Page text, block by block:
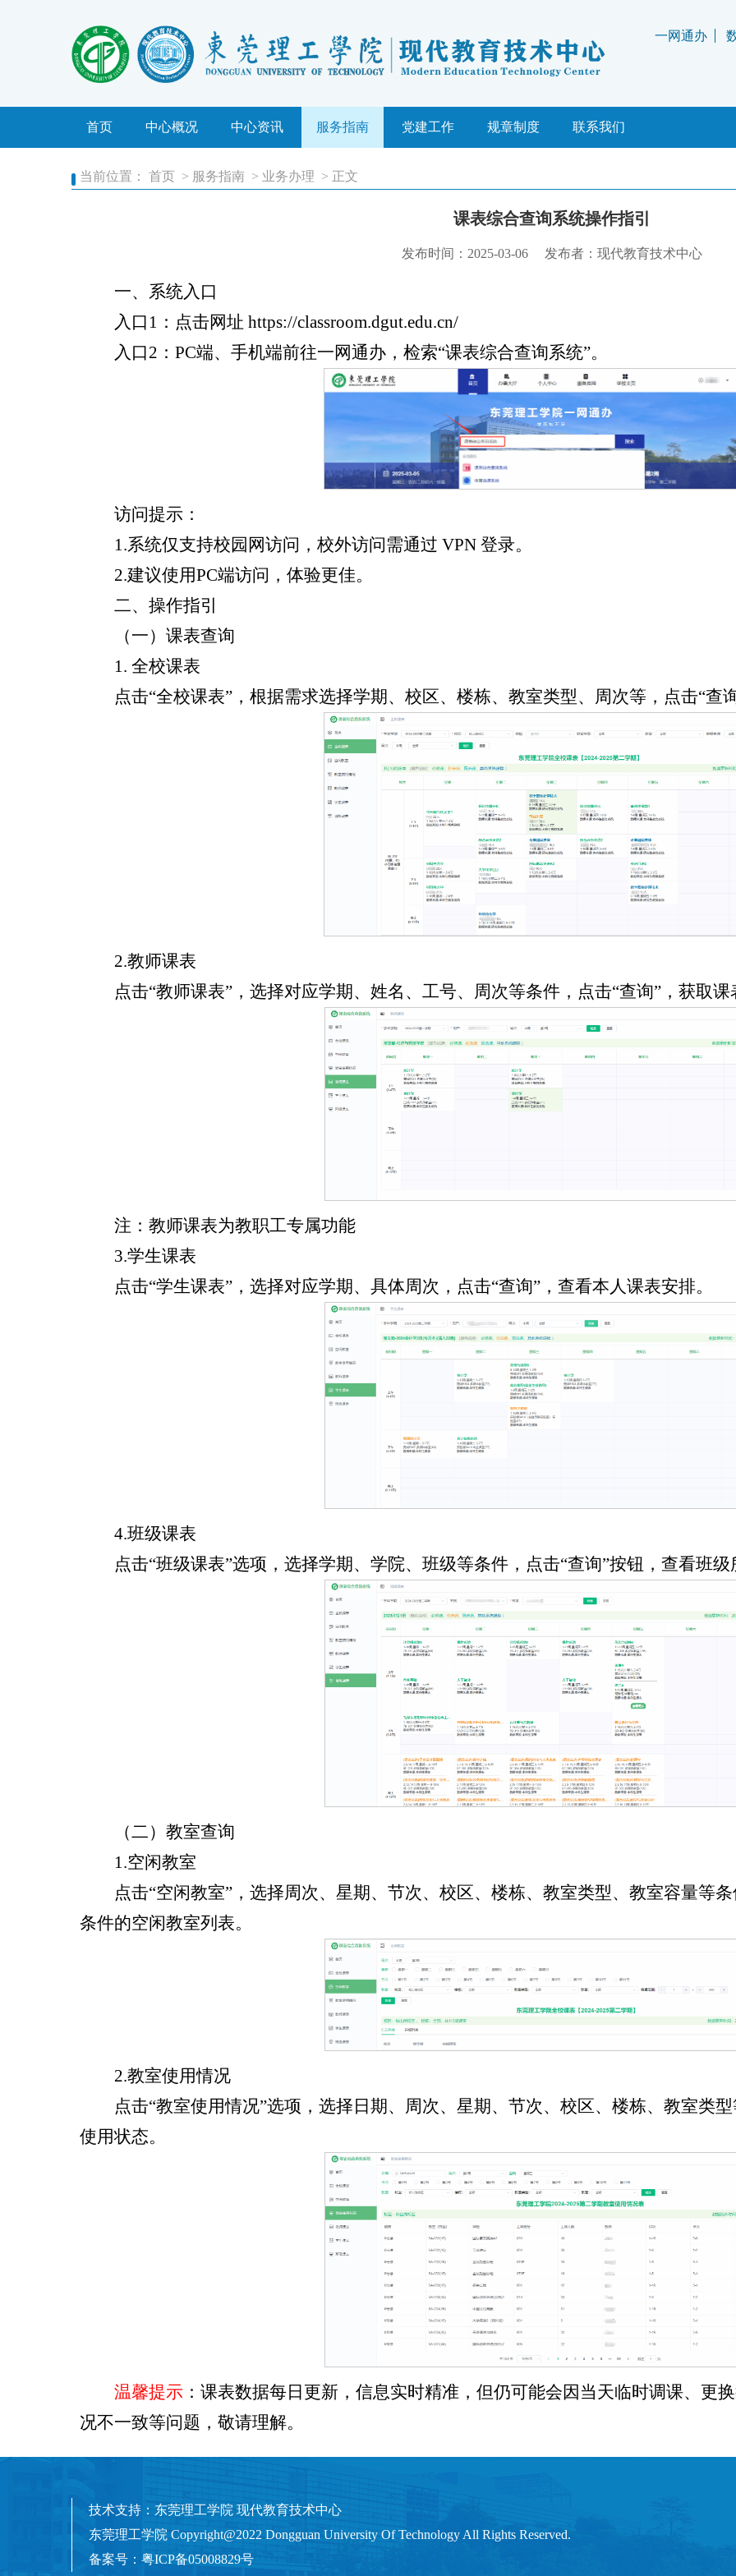
一网通办
首页 中心概况
中心简介
工作职责
机构设置 中心资讯
中心动态
安全预警 服务指南
业务办理
常见问题 党建工作 规章制度
政府规章 联系我们
当前位置： 首页 > 服务指南 > 业务办理 > 正文
课表综合查询系统操作指引
发布时间：2025-03-06 发布者：现代教育技术中心
一、系统入口
入口1：点击网址 https://classroom.dgut.edu.cn/
入口2：PC端、手机端前往一网通办，检索“课表综合查询系统”。
访问提示：
1.系统仅支持校园网访问，校外访问需通过 VPN 登录。
2.建议使用PC端访问，体验更佳。
二、操作指引
（一）课表查询
1. 全校课表
点击“全校课表”，根据需求选择学期、校区、楼栋、教室类型、周次等，点击“查
2.教师课表
点击“教师课表”，选择对应学期、姓名、工号、周次等条件，点击“查询”，获取
注：教师课表为教职工专属功能
3.学生课表
点击“学生课表”，选择对应学期、具体周次，点击“查询”，查看本人课表安排。
4.班级课表
点击“班级课表”选项，选择学期、学院、班级等条件，点击“查询”按钮，查看班
（二）教室查询
1.空闲教室
点击“空闲教室”，选择周次、星期、节次、校区、楼栋、教室类型、教室容量等
条件的空闲教室列表。
2.教室使用情况
点击“教室使用情况”选项，选择日期、周次、星期、节次、校区、楼栋、教室类
使用状态。
温馨提示 ：课表数据每日更新，信息实时精准，但仍可能会因当天临时调课、更
况不一致等问题，敬请理解。
技术支持：东莞理工学院 现代教育技术中心
东莞理工学院 Copyright@2022 Dongguan University Of Technology All Rights Reserved.
备案号：粤ICP备05008829号